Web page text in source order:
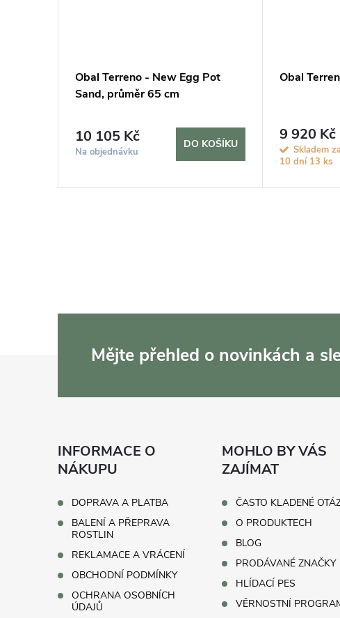
Obal Terreno - New Egg Pot
Sand, průměr 65 cm
10 105 Kč
Na objednávku
DO KOŠÍKU
Obal
9 920 Kč
Skladem
10 dní 13 ks
Mějte přehled o novinkách a
INFORMACE O
NÁKUPU
DOPRAVA A PLATBA
BALENÍ A PŘEPRAVA
ROSTLIN
REKLAMACE A VRÁCENÍ
OBCHODNÍ PODMÍNKY
OCHRANA OSOBNÍCH
ÚDAJŮ
MOHLO BY VÁS
ZAJÍMAT
ČASTO KLADENÉ
O PRODUKTECH
BLOG
PRODÁVANÉ ZNAČKY
HLÍDACÍ PES
VĚRNOSTNÍ